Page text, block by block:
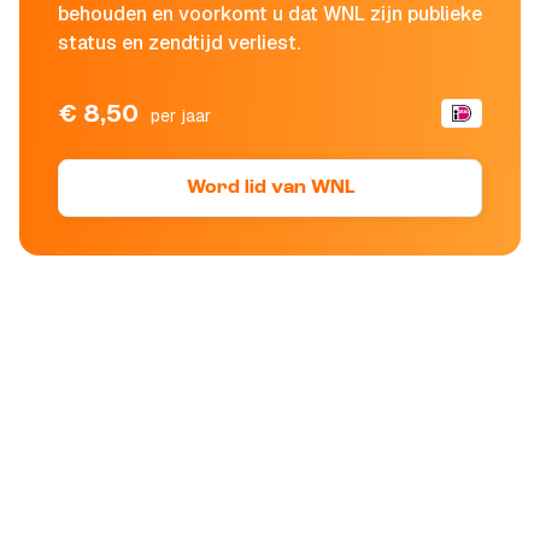
behouden en voorkomt u dat WNL zijn publieke
status en zendtijd verliest.
€ 8,50 per jaar
Word lid van WNL